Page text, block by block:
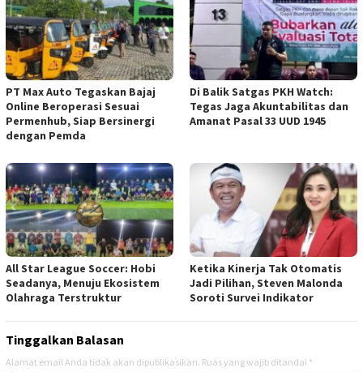
PT Max Auto Tegaskan Bajaj
Online Beroperasi Sesuai
Permenhub, Siap Bersinergi
dengan Pemda
Di Balik Satgas PKH Watch:
Tegas Jaga Akuntabilitas dan
Amanat Pasal 33 UUD 1945
All Star League Soccer: Hobi
Seadanya, Menuju Ekosistem
Olahraga Terstruktur
Ketika Kinerja Tak Otomatis
Jadi Pilihan, Steven Malonda
Soroti Survei Indikator
Tinggalkan Balasan
Alamat email Anda tidak akan dipublikasikan. Ruas yang wajib ditandai *